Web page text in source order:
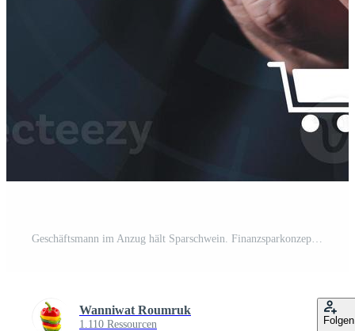
Wanniwat Roumruk
1.110 Ressourcen Folgen